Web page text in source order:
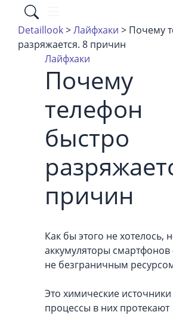
Detaillook>Лайфхаки > Почему
разряжается. 8 причин
Лайфхаки
Почему
телефон
быстро
причин
Как бы этого не хотелось,
аккумуляторы
не безграничным
Это химические
процессы в них протекают